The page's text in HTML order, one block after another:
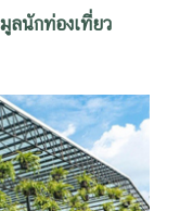
ลนักท่องเที่ยว